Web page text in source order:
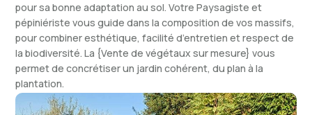
pour sa bonne adaptation au sol. Votre Paysagiste et
pépiniériste vous guide dans la composition de vos massifs,
pour combiner esthétique, facilité d’entretien et respect de
la biodiversité. La {Vente de végétaux sur mesure} vous
permet de concrétiser un jardin cohérent, du plan à la
plantation.